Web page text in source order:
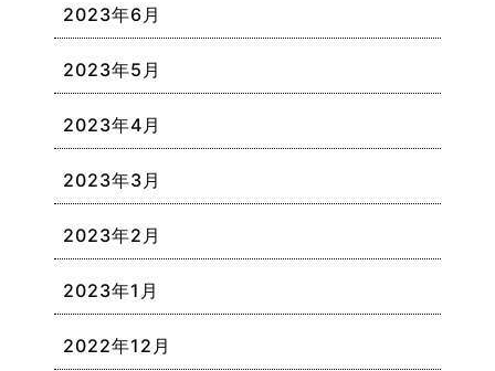
2023年6月
2023年5月
2023年4月
2023年3月
2023年2月
2023年1月
2022年12月